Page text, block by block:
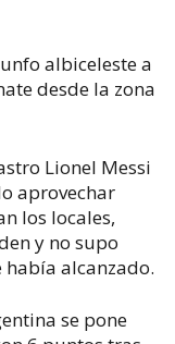
albiceleste a
desde la zona
Lionel Messi
aprovechar
los locales,
y no supo
alcanzado.
se pone